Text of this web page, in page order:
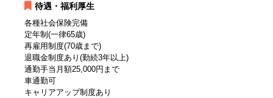
待遇・福利厚生
各種社会保険完備
定年制(一律65歳)
再雇用制度(70歳まで)
退職金制度あり(勤続3年以上)
通勤手当月額25,000円まで
車通勤可
キャリアアップ制度あり